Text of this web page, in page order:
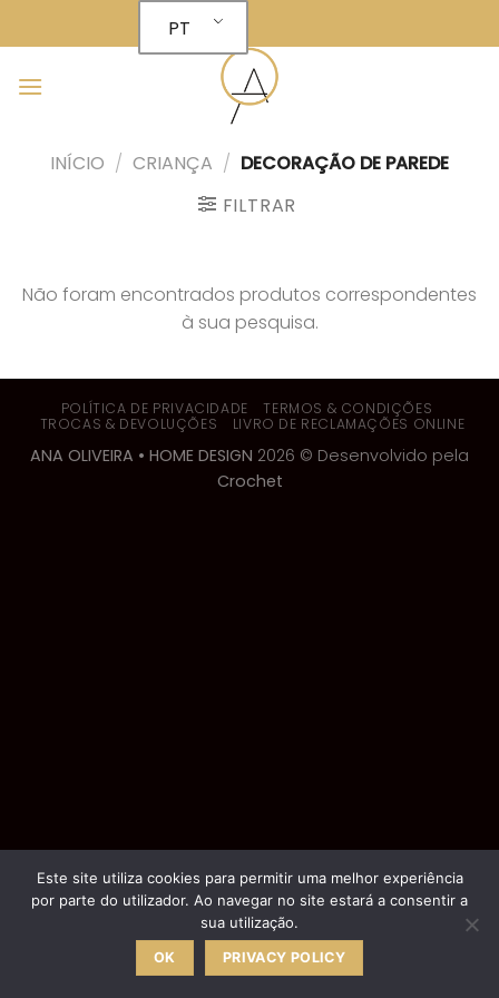
to
PT
INÍCIO / CRIANÇA / DECORAÇÃO DE PAREDE
FILTRAR
Não foram encontrados produtos correspondentes
à sua pesquisa.
POLÍTICA DE PRIVACIDADE
TERMOS & CONDIÇÕES
TROCAS & DEVOLUÇÕES
LIVRO DE RECLAMAÇÕES ONLINE
ANA OLIVEIRA • HOME DESIGN 2026 © Desenvolvido pela
Crochet
Este site utiliza cookies para permitir uma melhor experiência
por parte do utilizador. Ao navegar no site estará a consentir a
sua utilização.
OK PRIVACY POLICY